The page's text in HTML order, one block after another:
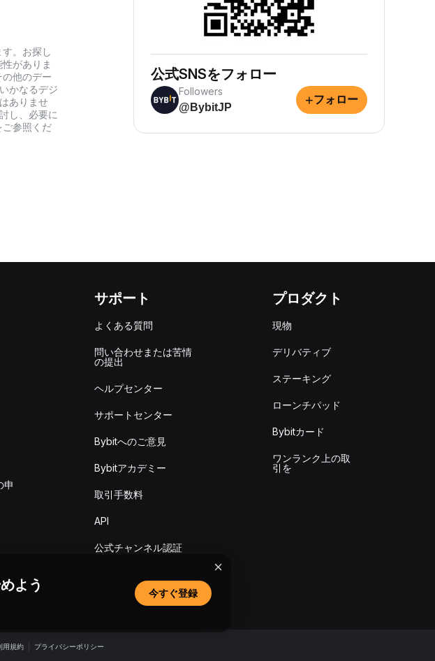
。お探し
がありま
他のデー
かなるデジ
ありませ
し、必要に
参照くだ
公式SNSをフォロー
Followers
@BybitJP
+フォロー
申
サポート
よくある質問
問い合わせまたは苦情
の提出
ヘルプセンター
サポートセンター
Bybitへのご意見
Bybitアカデミー
取引手数料
API
公式チャンネル認証
プロダクト
現物
デリバティブ
ステーキング
ローンチパッド
Bybitカード
ワンランク上の取
引を
用規約 プライバシーポリシー
よう 今すぐ登録